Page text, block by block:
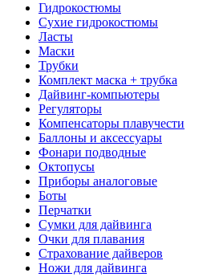
Гидрокостюмы
Сухие гидрокостюмы
Ласты
Маски
Трубки
Комплект маска + трубка
Дайвинг-компьютеры
Регуляторы
Компенсаторы плавучести
Баллоны и аксессуары
Фонари подводные
Октопусы
Приборы аналоговые
Боты
Перчатки
Сумки для дайвинга
Очки для плавания
Страхование дайверов
Ножи для дайвинга